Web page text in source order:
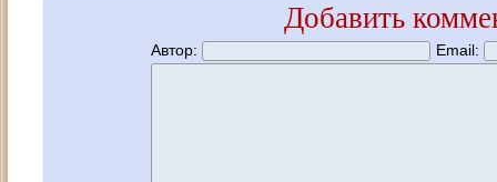
Добавить
Автор: Email: